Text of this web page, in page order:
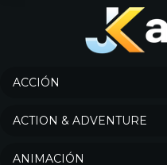
Música
ACCIÓN
ACTION & ADVENTURE
ANIMACIÓN